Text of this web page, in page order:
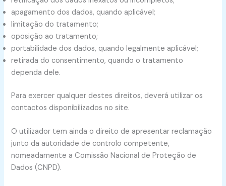
apagamento dos dados, quando aplicável;
limitação do tratamento;
oposição ao tratamento;
portabilidade dos dados, quando legalmente aplicável;
retirada do consentimento, quando o tratamento
dependa dele.
Para exercer qualquer destes direitos, deverá utilizar os
contactos disponibilizados no site.
O utilizador tem ainda o direito de apresentar reclamação
junto da autoridade de controlo competente,
nomeadamente a Comissão Nacional de Proteção de
Dados (CNPD).